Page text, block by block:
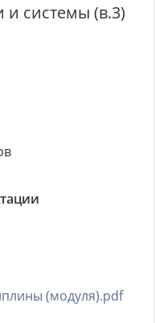
системы (в.3)
(модуля).pdf